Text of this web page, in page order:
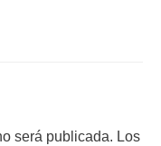
será publicada. Los